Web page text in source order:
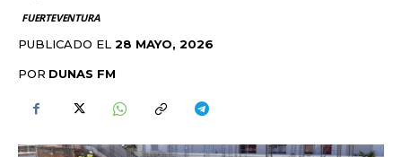
FUERTEVENTURA
PUBLICADO EL 28 MAYO, 2026
POR DUNAS FM